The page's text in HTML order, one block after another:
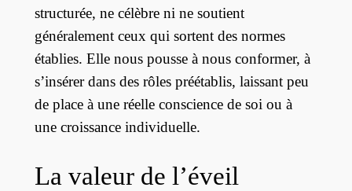
structurée, ne célèbre ni ne soutient
généralement ceux qui sortent des normes
établies. Elle nous pousse à nous conformer, à
s’insérer dans des rôles préétablis, laissant peu
de place à une réelle conscience de soi ou à
une croissance individuelle.
La valeur de l’éveil